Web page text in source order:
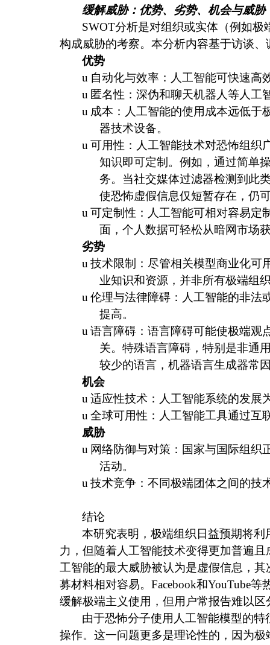
缓解威胁：优势、劣势、机会与威胁
SWOT分析是对组织或实体（例如极
构成威胁的考察。本分析内容基于访谈、
优势
u 自动化与效率：人工智能可快速高
u 匿名性：深伪和聊天机器人等人工
u 成本：人工智能的使用成本远低于
器技术设备。
u 可用性：人工智能技术对恐怖组织
知识即可定制。例如，通过简单
务。当社交媒体过滤器检测到此
使恐怖虚假信息仅短暂存在，仍
u 可定制性：人工智能可相对容易定
面，个人数据可轻松从暗网市场
劣势
u 技术限制：尽管相关模型商业化可
业知识和资源，并非所有极端组
u 伦理与法律障碍：人工智能的非法
提高。
u 语言障碍：语言障碍可能使极端观
关。特殊语言障碍，特别是非通
较少的语言，机器语言生成器常
机会
u 适应性技术：人工智能系统的发展
u 全球可用性：人工智能工具通过互
威胁
u 网络防御与对策：国家与国际组织
活动。
u 技术竞争：不同极端团体之间的技
结论
本研究表明，极端组织日益预期将
力，但随着人工智能技术变得更加普遍
工智能的最大威胁被认为是虚假信息，
募材料相对容易。 Facebook和YouTube等
缓解极端主义使用，但用户常报告难以
由于恐怖分子使用人工智能模型的
操作。这一问题更多是理论性的，因为